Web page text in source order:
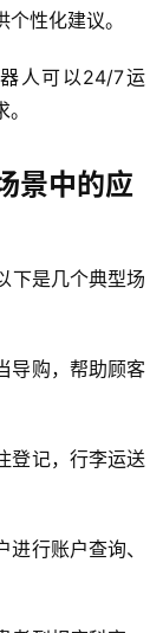
性化建议。
人可以24/7运
景中的应
下是几个典型场
导购，帮助顾客
登记，行李运送
行账户查询、